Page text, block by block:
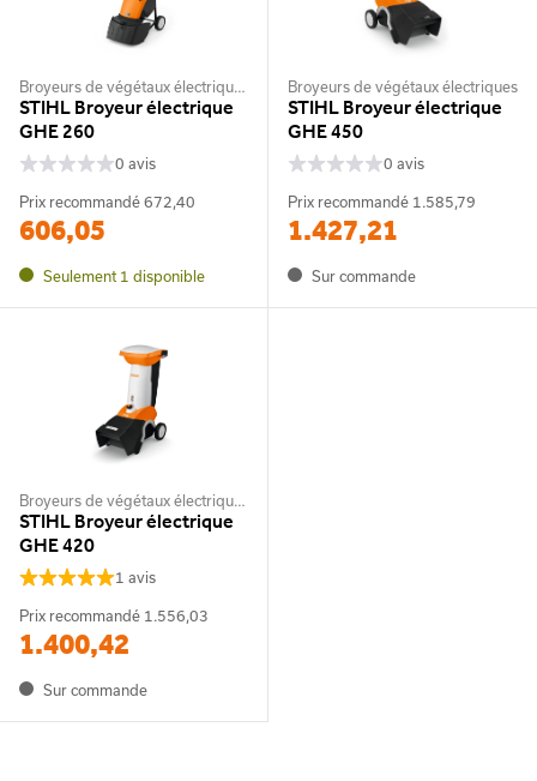
Broyeurs de végétaux électriques
STIHL Broyeur électrique
GHE 260
0 avis
Prix recommandé 672,40
606,05
Seulement 1 disponible
Broyeurs de végétaux électriques
STIHL Broyeur électrique
GHE 450
0 avis
Prix recommandé 1.585,79
1.427,21
Sur commande
Broyeurs de végétaux électriques
STIHL Broyeur électrique
GHE 420
1 avis
Prix recommandé 1.556,03
1.400,42
Sur commande